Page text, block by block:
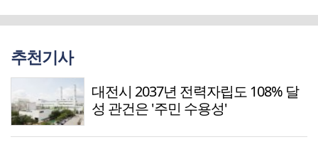
추천기사
대전시 2037년 전력자립도 108% 달
성 관건은 '주민 수용성'